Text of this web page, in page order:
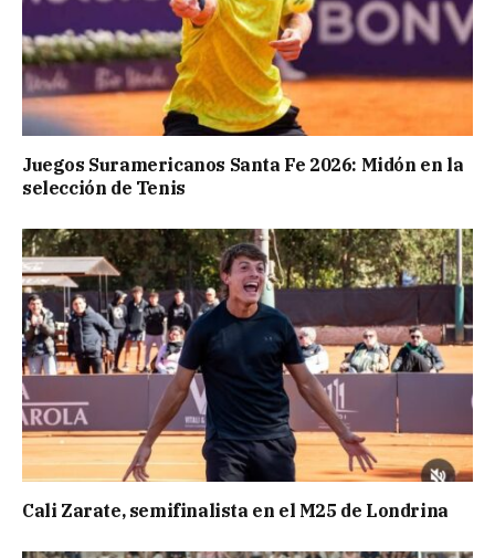
Juegos Suramericanos Santa Fe 2026: Midón en la
selección de Tenis
Cali Zarate, semifinalista en el M25 de Londrina